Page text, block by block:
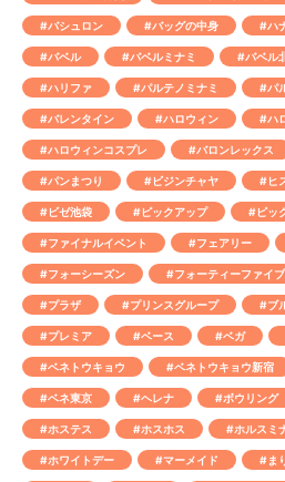
#バシュロン #バッグの中身 #ハ
#バベル #バベルミナミ #バベル
#ハリファ #パルテノミナミ #パ
#バレンタイン #ハロウィン #ハ
#ハロウィンコスプレ #バロンレックス
#パンまつり #ビジンチャヤ #ヒ
#ビゼ池袋 #ピックアップ #ピッ
#ファイナルイベント #フェアリー
#フォーシーズン #フォーティーファイブ
#プラザ #プリンスグループ #ブ
#プレミア #ベース #ベガ
#ベネトウキョウ #ベネトウキョウ新宿
#ベネ東京 #ヘレナ #ボウリング
#ホステス #ホスホス #ホルスミ
#ホワイトデー #マーメイド #ま